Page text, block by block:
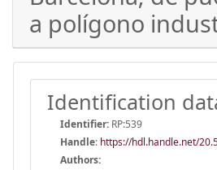
a polígono
Identification
Identifier: RP:539
Handle: https://hdl.handle.net/
Authors: